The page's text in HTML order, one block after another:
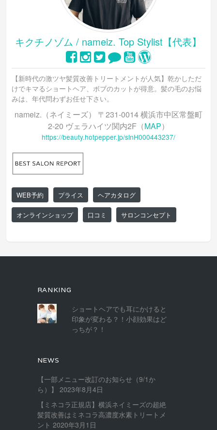
キクチノゾム / nameiz. Top Stylist【代表】
【新時代の激ツヤ髪質改善トリートメントが人気】乾かしただ
けでキマるショートヘア、ボブのカットが得意。髪の毛のお悩
みは、年代問わずお任せ下さい。
nameiz.（ネイミーズ） 〒231-0014 横浜市中区常盤町
2-20 ヴェラハイツ関内2F（MAP）
https://beauty.hotpepper.jp/slnH000443237/
WEB予約 プライス ヘアカタログ
オンラインショップ 口コミ サロンコンセプト
RANKING
ショートヘアでも耳にかけると
印象が変わる？！小顔効果はど
っちが？！
NEWS
【一部メニュー改訂のお知らせ（9/1か
ら）】
2023年8月4日
【ミネコラ正規店】横浜ネイミーズの超絶
髪質改善はミネコラ高濃度水素トリートメ
ント 2020年3月1日